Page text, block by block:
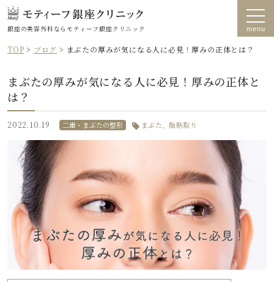
銀座の美容外科なら モティーフ銀座クリニック
TOP > ブログ > まぶたの厚みが気になる人に必見！厚みの正体とは？
まぶたの厚みが気になる人に必見！厚みの正体と
は？
2022.10.19 二重・まぶたの整形 まぶた 脂肪取り